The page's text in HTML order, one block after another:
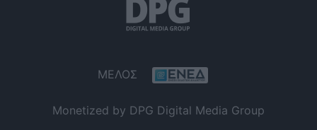
ΜΕΛΟΣ
Monetized by DPG Digital Media Group